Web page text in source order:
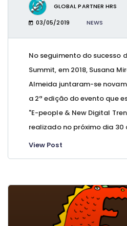
GLOBAL PARTNER HRS
03/05/2019 NEWS
No seguimento do sucesso
Summit, em 2018, Susana
Almeida juntaram-se
a 2ª edição do evento que
"E-people & New Digital
realizado no próximo dia 30
View Post